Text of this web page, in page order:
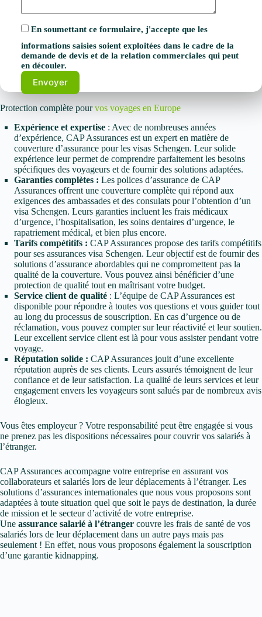
En soumettant ce formulaire, j'accepte que les
informations saisies soient exploitées dans le cadre de la
demande de devis et de la relation commerciales qui peut
en découler.
Protection complète pourvos voyages en Europe
Expérience et expertise : Avec de nombreuses années
d’expérience, CAP Assurances est un expert en matière de
couverture d’assurance pour les visas Schengen. Leur solide
expérience leur permet de comprendre parfaitement les besoins
spécifiques des voyageurs et de fournir des solutions adaptées.
Garanties complètes : Les polices d’assurance de CAP
Assurances offrent une couverture complète qui répond aux
exigences des ambassades et des consulats pour l’obtention d’un
visa Schengen. Leurs garanties incluent les frais médicaux
d’urgence, l’hospitalisation, les soins dentaires d’urgence, le
rapatriement médical, et bien plus encore.
Tarifs compétitifs : CAP Assurances propose des tarifs compétitifs
pour ses assurances visa Schengen. Leur objectif est de fournir des
solutions d’assurance abordables qui ne compromettent pas la
qualité de la couverture. Vous pouvez ainsi bénéficier d’une
protection de qualité tout en maîtrisant votre budget.
Service client de qualité : L’équipe de CAP Assurances est
disponible pour répondre à toutes vos questions et vous guider tout
au long du processus de souscription. En cas d’urgence ou de
réclamation, vous pouvez compter sur leur réactivité et leur soutien.
Leur excellent service client est là pour vous assister pendant votre
voyage.
Réputation solide : CAP Assurances jouit d’une excellente
réputation auprès de ses clients. Leurs assurés témoignent de leur
confiance et de leur satisfaction. La qualité de leurs services et leur
engagement envers les voyageurs sont salués par de nombreux avis
élogieux.
Vous êtes employeur ? Votre responsabilité peut être engagée si vous
ne prenez pas les dispositions nécessaires pour couvrir vos salariés à
l’étranger.
CAP Assurances accompagne votre entreprise en assurant vos
collaborateurs et salariés lors de leur déplacements à l’étranger. Les
solutions d’assurances internationales que nous vous proposons sont
adaptées à toute situation quel que soit le pays de destination, la durée
de mission et le secteur d’activité de votre entreprise.
Une assurance salarié à l’étranger couvre les frais de santé de vos
salariés lors de leur déplacement dans un autre pays mais pas
seulement ! En effet, nous vous proposons également la souscription
d’une garantie kidnapping.